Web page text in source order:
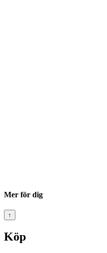
Mer för dig
↑
Köp